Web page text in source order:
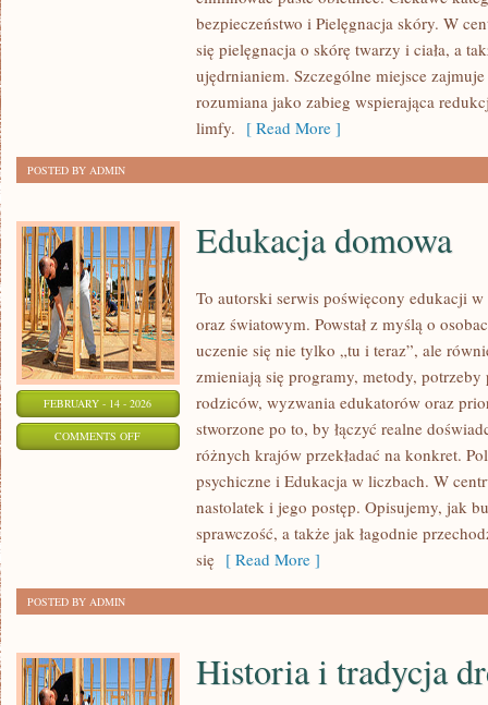
PIELĘGNACJA
bezpieczeństwo i Pielęgnacja skóry. W
się pielęgnacja o skórę twarzy i ciała, a
ujędrnianiem. Szczególne miejsce
rozumiana jako zabieg wspierająca
limfy. [ Read More ]
POSTED BY ADMIN
FEBRUARY - 14 - 2026
COMMENTS OFFON
Edukacja domowa
To autorski serwis poświęcony edukacji
oraz światowym. Powstał z myślą o
uczenie się nie tylko „tu i teraz”, ale
zmieniają się programy, metody,
rodziców, wyzwania edukatorów oraz
stworzone po to, by łączyć realne
różnych krajów przekładać na konkret.
psychiczne i Edukacja w liczbach. W
nastolatek i jego postęp. Opisujemy, jak
sprawczość, a także jak łagodnie
się [ Read More ]
POSTED BY ADMIN
Historia i tradycja